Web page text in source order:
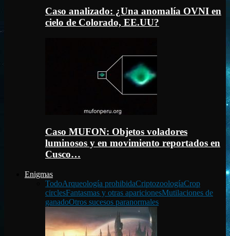
Caso analizado: ¿Una anomalía OVNI en
cielo de Colorado, EE.UU?
Caso MUFON: Objetos voladores
luminosos y en movimiento reportados en
Cusco…
Enigmas
TodoArqueología prohibidaCriptozoologíaCrop
circlesFantasmas y otras aparicionesMutilaciones de
ganadoOtros sucesos paranormales